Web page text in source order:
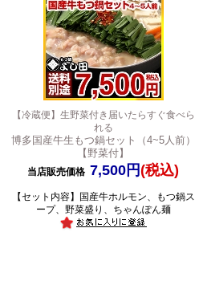
【冷蔵便】生野菜付き届いたらすぐ食べら
れる
博多国産牛生もつ鍋セット（4~5人前）
【野菜付】
当店販売価格 7,500円(税込)
【セット内容】国産牛ホルモン、もつ鍋ス
ープ、野菜盛り、ちゃんぽん麺